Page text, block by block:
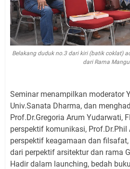
Belakang duduk no.3 dari kiri (batik coklat)
dari Rama
Seminar menampilkan moderator
Univ.Sanata Dharma, dan
Prof.Dr.Gregoria Arum Yudarwati,
perspektif komunikasi, Prof.Dr.Phil
perspektif keagamaan dan filsafat,
dari perpektif arsitektur dan rama
Hadir dalam launching, bedah